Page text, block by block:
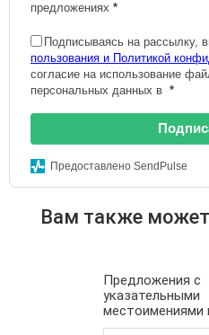
предложениях *
Подписываясь на рассылку,
пользования и Политикой
согласие на использование
персональных данных в *
Предоставлено SendPulse
Вам также
Предложения с
указательными
местоимениями